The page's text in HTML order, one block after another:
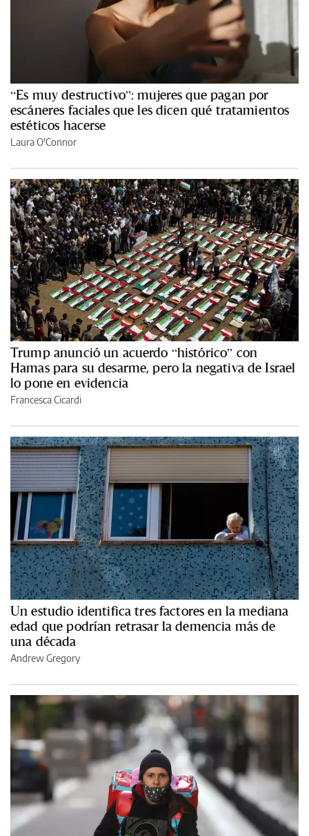
“Es muy destructivo”: mujeres que pagan por
escáneres faciales que les dicen qué tratamientos
estéticos hacerse
Laura O'Connor
Trump anunció un acuerdo “histórico” con
Hamas para su desarme, pero la negativa de Israel
lo pone en evidencia
Francesca Cicardi
Un estudio identifica tres factores en la mediana
edad que podrían retrasar la demencia más de
una década
Andrew Gregory